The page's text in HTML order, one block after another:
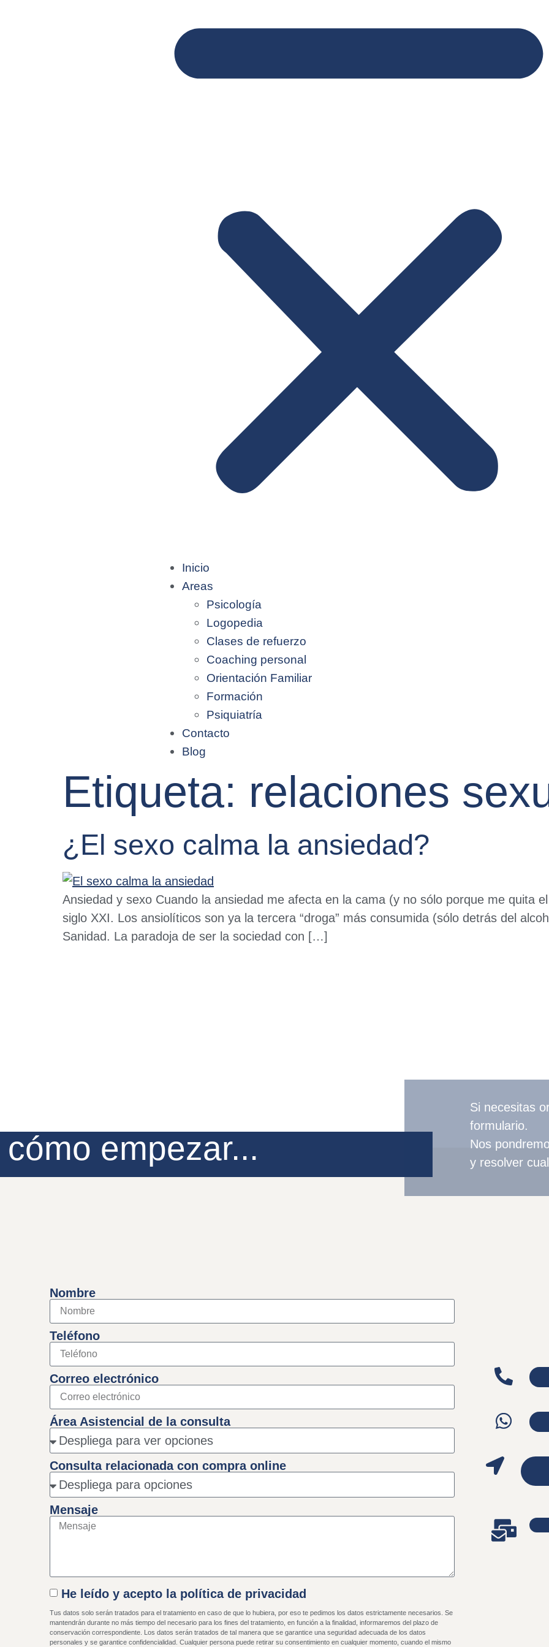
Inicio
Areas
Psicología
Logopedia
Clases de refuerzo
Coaching personal
Orientación Familiar
Formación
Psiquiatría
Contacto
Blog
Etiqueta: relaciones
¿El sexo calma la ansiedad?
Ansiedad y sexo Cuando la ansiedad me afecta en la cama (y no sólo porque me quita
siglo XXI. Los ansiolíticos son ya la tercera “droga” más consumida (sólo detrás del
Sanidad. La paradoja de ser la sociedad con […]
empezar...
Nombre
Teléfono
Correo electrónico
Área Asistencial de la consulta
Consulta relacionada con compra online
Mensaje
He leído y acepto la política de privacidad
Tus datos solo serán tratados para el tratamiento en caso de que lo hubiera, por eso te pedimos los datos estrictamente necesarios. Se
mantendrán durante no más tiempo del necesario para los fines del tratamiento, en función a la finalidad, informaremos del plazo de
conservación correspondiente. Los datos serán tratados de tal manera que se garantice una seguridad adecuada de los datos
personales y se garantice confidencialidad. Cualquier persona puede retirar su consentimiento en cualquier momento, cuando el mismo
Si necesitas
formulario.
Nos
y resolver